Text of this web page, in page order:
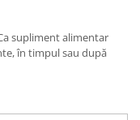
supliment alimentar
în timpul sau după